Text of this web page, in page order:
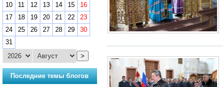
10
11 12 13 14 15
16
17
18 19 20 21 22
23
24
25 26 27 28 29
30
31
>
Последние темы блогов